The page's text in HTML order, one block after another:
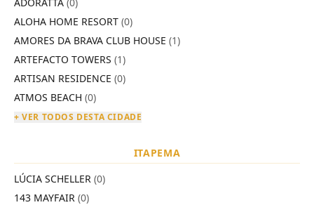
ALOHA HOME RESORT (0)
AMORES DA BRAVA CLUB HOUSE (1)
ARTEFACTO TOWERS (1)
ARTISAN RESIDENCE (0)
ATMOS BEACH (0)
+ VER TODOS DESTA CIDADE
ITAPEMA
LÚCIA SCHELLER (0)
143 MAYFAIR (0)